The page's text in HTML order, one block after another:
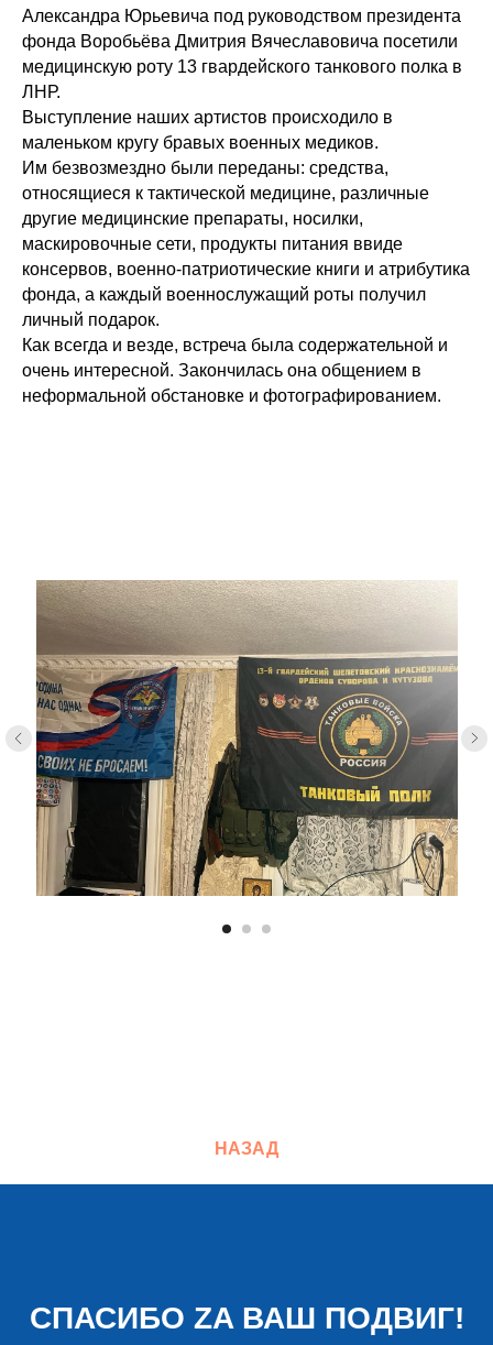
Александра Юрьевича под руководством президента
фонда Воробьёва Дмитрия Вячеславовича посетили
медицинскую роту 13 гвардейского танкового полка в
ЛНР.
Выступление наших артистов происходило в
маленьком кругу бравых военных медиков.
Им безвозмездно были переданы: средства,
относящиеся к тактической медицине, различные
другие медицинские препараты, носилки,
маскировочные сети, продукты питания ввиде
консервов, военно-патриотические книги и атрибутика
фонда, а каждый военнослужащий роты получил
личный подарок.
Как всегда и везде, встреча была содержательной и
очень интересной. Закончилась она общением в
неформальной обстановке и фотографированием.
НАЗАД
СПАСИБО ZA ВАШ ПОДВИГ!